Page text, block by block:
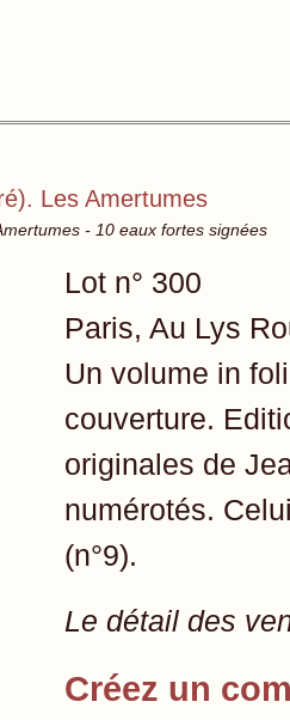
Les Amertumes
- 10 eaux fortes signées
Lot n° 300
Paris, Au Lys
Un volume in
couverture.
originales de
numérotés.
(n°9).
Le détail des
Créez un